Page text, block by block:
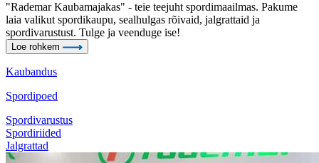
"Rademar Kaubamajakas" - teie teejuht spordimaailmas. Pakume
laia valikut spordikaupu, sealhulgas rõivaid, jalgrattaid ja
spordivarustust. Tulge ja veenduge ise!
Loe rohkem
Kaubandus
Spordipoed
Spordivarustus
Spordiriided
Jalgrattad